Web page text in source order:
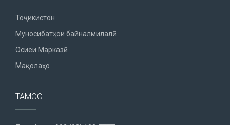
Тоҷикистон
Муносибатҳои байналмилалӣ
Осиёи Марказӣ
Мақолаҳо
ТАМОС